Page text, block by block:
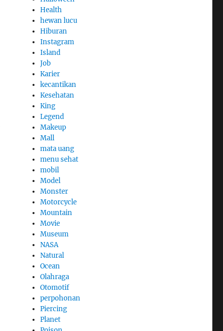
Health
hewan lucu
Hiburan
Instagram
Island
Job
Karier
kecantikan
Kesehatan
King
Legend
Makeup
Mall
mata uang
menu sehat
mobil
Model
Monster
Motorcycle
Mountain
Movie
Museum
NASA
Natural
Ocean
Olahraga
Otomotif
perpohonan
Piercing
Planet